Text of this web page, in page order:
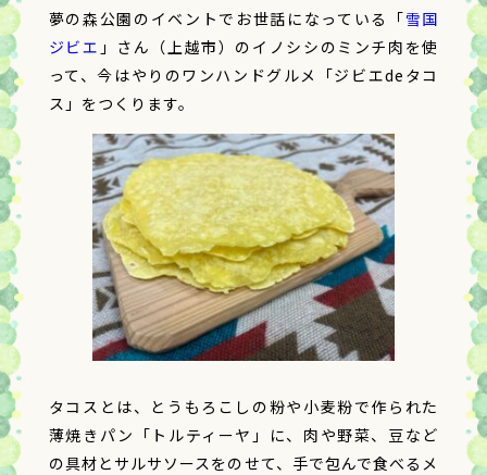
夢の森公園のイベントでお世話になっている「雪国
ジビエ 」さん（上越市）のイノシシのミンチ肉を使
って、今はやりのワンハンドグルメ「ジビエdeタコ
ス」をつくります。
タコスとは、とうもろこしの粉や小麦粉で作られた
薄焼きパン「トルティーヤ」に、肉や野菜、豆など
の具材とサルサソースをのせて、手で包んで食べるメ